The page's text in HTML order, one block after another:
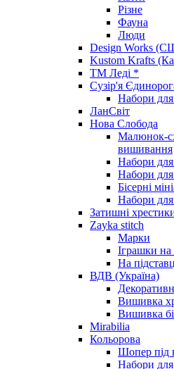
Різне
Фауна
Люди
Design Works
Kustom Krafts
ТМ Леді *
Сузір'я
Набори
ЛанСвіт
Нова Слобода
Малюнок-
вишивання
Набори
Набори
Бісерні
Набори
Затишні
Zayka stitch
Марки
Іграшки на
На
ВДВ (Україна)
Вишивка
Вишивка
Mirabilia
Кольорова
Шопер під
Набори